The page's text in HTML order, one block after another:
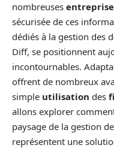
nombreuses
sécurisée de ces
dédiés à la gestion des
Diff, se positionnent
incontournables.
offrent de nombreux
simple utilisation des
allons explorer
paysage de la gestion
représentent une